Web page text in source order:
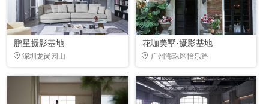
鹏星摄影基地
深圳龙岗园山
花咖美墅·摄影基地
广州海珠区怡乐路